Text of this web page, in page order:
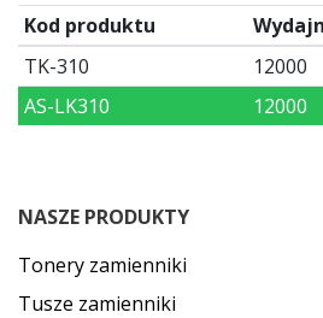
Kod produktu
TK-310
12000
AS-LK310
12000
NASZE PRODUKTY
Tonery zamienniki
Tusze zamienniki